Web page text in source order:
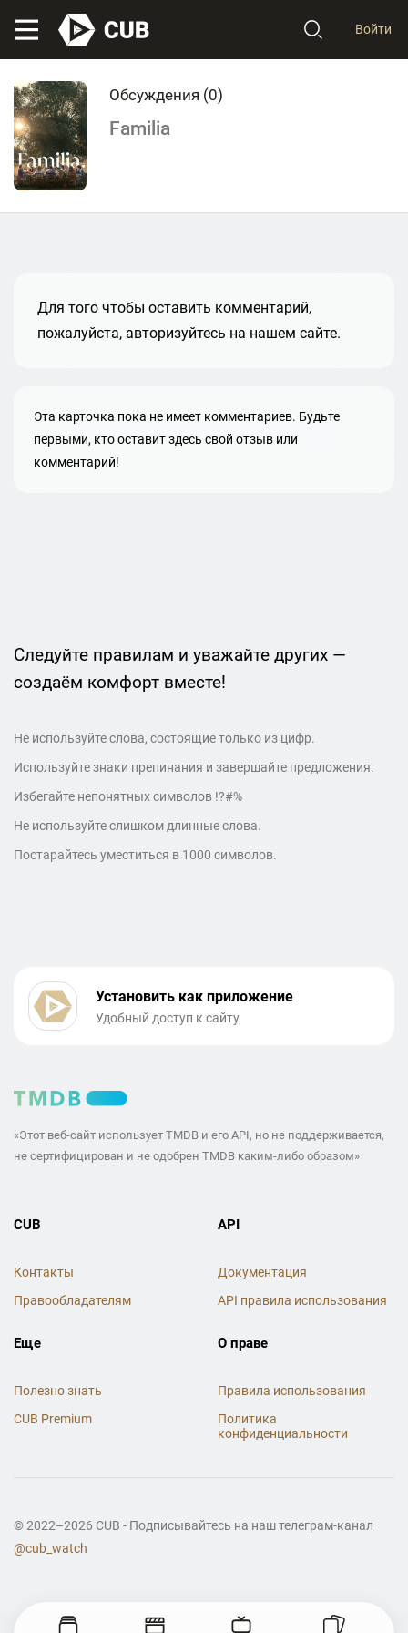
Войти
Обсуждения (0)
Familia
Для того чтобы оставить комментарий,
пожалуйста, авторизуйтесь на нашем сайте.
Эта карточка пока не имеет комментариев. Будьте
первыми, кто оставит здесь свой отзыв или
комментарий!
Следуйте правилам и уважайте других —
создаём комфорт вместе!
Не используйте слова, состоящие только из цифр.
Используйте знаки препинания и завершайте предложения.
Избегайте непонятных символов !?#%
Не используйте слишком длинные слова.
Постарайтесь уместиться в 1000 символов.
Установить как приложение
Удобный доступ к сайту
«Этот веб-сайт использует TMDB и его API, но не поддерживается,
не сертифицирован и не одобрен TMDB каким-либо образом»
CUB
Контакты
Правообладателям
API
Документация
API правила использования
Еще
Полезно знать
CUB Premium
О праве
Правила использования
Политика
конфиденциальности
© 2022–2026 CUB - Подписывайтесь на наш телеграм-канал
@cub_watch